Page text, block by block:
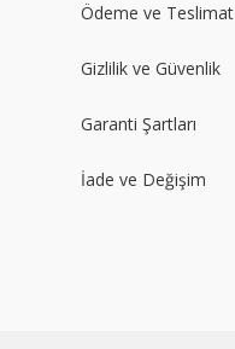
Ödeme ve Teslimat
Gizlilik ve Güvenlik
Garanti Şartları
İade ve Değişim